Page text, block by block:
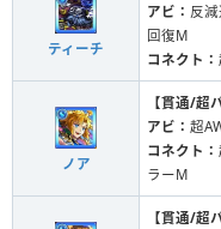
ティーチ
アビ： 反
回復M
コネクト：
ノア
【貫通/超
アビ： 超
コネクト：
ラーM
【貫通/超